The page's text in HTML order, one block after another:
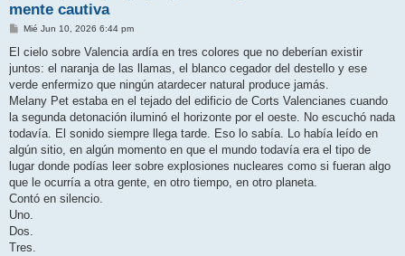
mente cautiva
M
n
a
j
Mié Jun 10, 2026 6:44 pm
El cielo sobre Valencia ardía en tres colores que no deberían existir
juntos: el naranja de las llamas, el blanco cegador del destello y ese
verde enfermizo que ningún atardecer natural produce jamás.
Melany Pet estaba en el tejado del edificio de Corts Valencianes cuando
la segunda detonación iluminó el horizonte por el oeste. No escuchó nada
todavía. El sonido siempre llega tarde. Eso lo sabía. Lo había leído en
algún sitio, en algún momento en que el mundo todavía era el tipo de
lugar donde podías leer sobre explosiones nucleares como si fueran algo
que le ocurría a otra gente, en otro tiempo, en otro planeta.
Contó en silencio.
Uno.
Dos.
Tres.